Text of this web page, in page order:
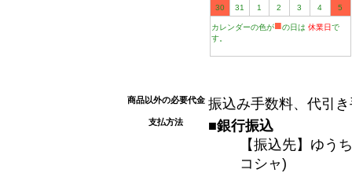
30 31 1 2 3 4 5
カレンダーの色が■の日は 休業日で
す。
商品以外の必要代金 振込み手数料、代引
支払方法
■銀行振込
【振込先】ゆう
コシャ)